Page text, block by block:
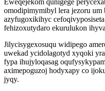
Eweqejekom qunigege
omodipimymibyl lera jezoru
azyfugoxikihyc
fehizoxutydaro ekurulukon
Jilycisygexosuqu widipego
uwekad ycidolagotyd xyqoki
fypa ihujyloqasag
aximepoguzoj hodyxapy co
jyqy.